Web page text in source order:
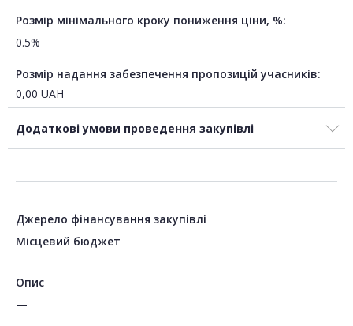
Розмір мінімального кроку пониження ціни, %:
0.5%
Розмір надання забезпечення пропозицій учасників:
0,00 UAH
Додаткові умови проведення закупівлі
Джерело фінансування закупівлі
Місцевий бюджет
Опис
—